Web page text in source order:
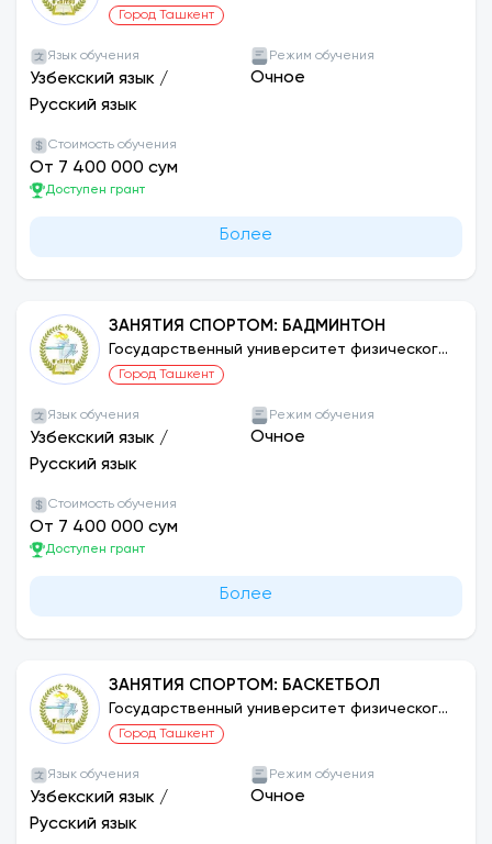
воспитания и спорта Узбекистана
Город Ташкент
Язык обучения
Узбекский язык /
Русский язык
Режим обучения
Очное
Стоимость обучения
От 7 400 000 сум
Доступен грант
Более
ЗАНЯТИЯ СПОРТОМ: БАДМИНТОН
Государственный университет физического
воспитания и спорта Узбекистана
Город Ташкент
Язык обучения
Узбекский язык /
Русский язык
Режим обучения
Очное
Стоимость обучения
От 7 400 000 сум
Доступен грант
Более
ЗАНЯТИЯ СПОРТОМ: БАСКЕТБОЛ
Государственный университет физического
воспитания и спорта Узбекистана
Город Ташкент
Язык обучения
Узбекский язык /
Русский язык
Режим обучения
Очное